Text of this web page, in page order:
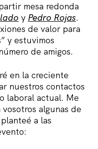
mesa redonda
y Pedro Rojas.
de valor para
y estuvimos
de amigos.
en la creciente
nuestros contactos
laboral actual. Me
algunas de
a las